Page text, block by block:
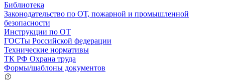
Библиотека
Законодательство по ОТ, пожарной и промышленной
безопасности
Инструкции по ОТ
ГОСТы Российской федерации
Технические нормативы
ТК РФ Охрана труда
Формы/шаблоны документов